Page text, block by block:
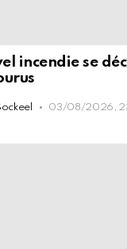
incendie se
03/08/2026,